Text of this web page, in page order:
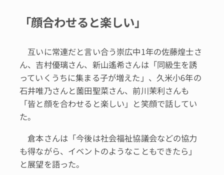
「顔合わせると楽しい」
互いに常連だと言い合う崇広中1年の佐藤煌士さ
ん、吉村優璃さん、新山遙希さんは「同級生を誘
っていくうちに集まる子が増えた」、久米小6年の
石井唯乃さんと薗田聖菜さん、前川茉利さんも
「皆と顔を合わせると楽しい」と笑顔で話してい
た。
倉本さんは「今後は社会福祉協議会などの協力
も得ながら、イベントのようなこともできたら」
と展望を語った。